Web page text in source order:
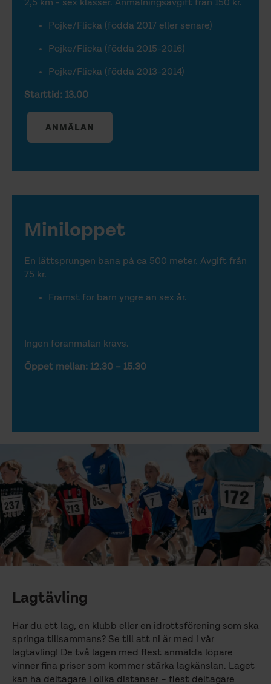
2,5 km - sex klasser. Anmälningsavgift från 150 kr.
Pojke/Flicka (födda 2017 eller senare)
Pojke/Flicka (födda 2015-2016)
Pojke/Flicka (födda 2013-2014)
Starttid: 13.00
ANMÄLAN
Miniloppet
En lättsprungen bana på ca 500 meter. Avgift från
75 kr.
Främst för barn yngre än sex år.
Ingen föranmälan krävs.
Öppet mellan: 12.30 – 15.30
Lagtävling
Har du ett lag, en klubb eller en idrottsförening som ska
springa tillsammans? Se till att ni är med i vår
lagtävling! De två lagen med flest anmälda löpare
vinner fina priser som kommer stärka lagkänslan. Laget
kan ha deltagare i olika distanser – flest deltagare